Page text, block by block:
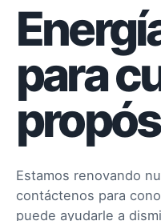
para
Estamos renovando
contáctenos para
puede ayudarle a